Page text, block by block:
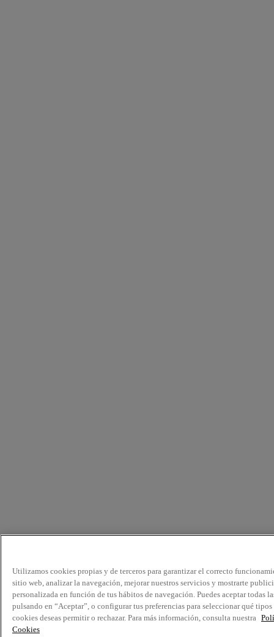
Utilizamos cookies propias y de terceros para garantizar el correcto
sitio web, analizar la navegación, mejorar nuestros servicios y mostrarte
personalizada en función de tus hábitos de navegación. Puedes aceptar todas
pulsando en “Aceptar”, o configurar tus preferencias para seleccionar qué tipos
cookies deseas permitir o rechazar. Para más información, consulta nuestra
Cookies